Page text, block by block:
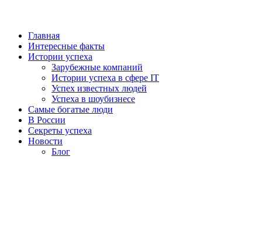
Главная
Интересные факты
Истории успеха
Зарубежные компаний
Истории успеха в сфере IT
Успех известных людей
Успеха в шоубизнесе
Самые богатые люди
В России
Секреты успеха
Новости
Блог